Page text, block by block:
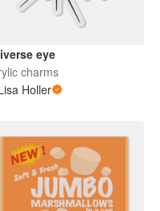
eye
charms
Holler